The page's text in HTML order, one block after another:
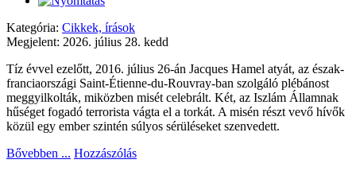
Kategória: Cikkek, írások
Megjelent: 2026. július 28. kedd
Tíz évvel ezelőtt, 2016. július 26-án Jacques Hamel atyát, az észak-
franciaországi Saint-Étienne-du-Rouvray-ban szolgáló plébánost
meggyilkolták, miközben misét celebrált. Két, az Iszlám Államnak
hűséget fogadó terrorista vágta el a torkát. A misén részt vevő hívők
közül egy ember szintén súlyos sérüléseket szenvedett.
Bővebben ... Hozzászólás